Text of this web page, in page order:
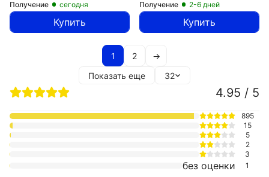
Получение сегодня
Купить
Получение 2-6 дней
Купить
1 2
→
Показать еще
32
4.95 / 5
895
15
5
2
3
без оценки 1